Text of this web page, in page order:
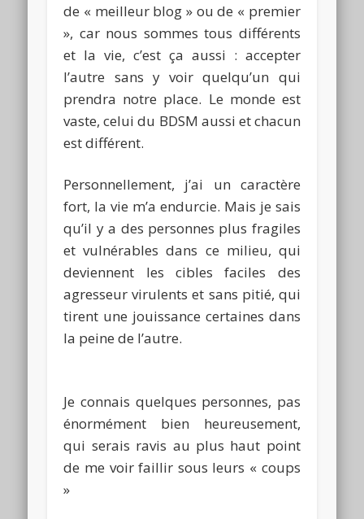
de « meilleur blog » ou de « premier
», car nous sommestous différents
et la vie, c’est ça aussi : accepter
l’autre sans y voir quelqu’un qui
prendra notre place. Le monde est
vaste, celui du BDSM aussi et chacun
est différent.
Personnellement, j’ai un caractère
fort, la vie m’a endurcie. Mais je sais
qu’il y a des personnes plus fragiles
et vulnérables dans ce milieu, qui
deviennent les cibles faciles des
agresseur virulents et sans pitié, qui
tirent une jouissance certaines dans
la peine de l’autre.
Je connais quelques personnes, pas
énormément bien heureusement,
qui serais ravis au plus haut point
de me voir faillir sous leurs « coups
»